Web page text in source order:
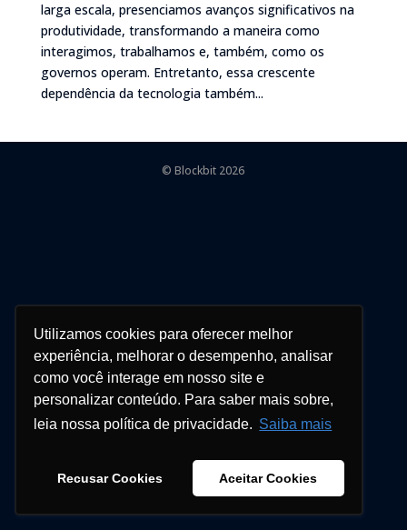
Utilizamos cookies para oferecer melhor
experiência, melhorar o desempenho, analisar
como você interage em nosso site e
personalizar conteúdo. Para saber mais sobre,
leia nossa política de privacidade. Saiba mais
Recusar Cookies Aceitar Cookies
larga escala, presenciamos avanços significativos na
produtividade, transformando a maneira como
interagimos, trabalhamos e, também, como os
governos operam. Entretanto, essa crescente
dependência da tecnologia também...
© Blockbit 2026